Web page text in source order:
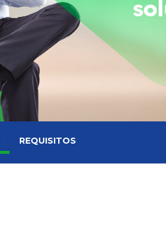
REQUISITOS